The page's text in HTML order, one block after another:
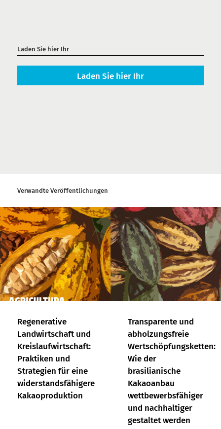
Laden Sie hier Ihr
Laden Sie hier Ihr
Verwandte Veröffentlichungen
Regenerative
Landwirtschaft und
Kreislaufwirtschaft:
Praktiken und
Strategien für eine
widerstandsfähigere
Kakaoproduktion
Transparente und
abholzungsfreie
Wertschöpfungsketten:
Wie der
brasilianische
Kakaoanbau
wettbewerbsfähiger
und nachhaltiger
gestaltet werden